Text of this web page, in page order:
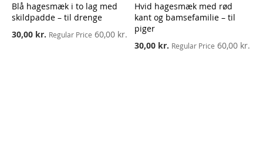
Blå hagesmæk i to lag med
skildpadde – til drenge
Special
30,00 kr. Regular Price 60,00 kr.
Hvid hagesmæk med rød
kant og bamsefamilie – til
piger
Special
30,00 kr. Regular Price 60,00 kr.